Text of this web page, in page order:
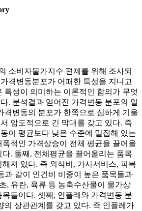
소비자물가지수 편제를 위해 조사되
격변동분포가 어떠한 특성을 지니고
특성이 의미하는 이론적인 함의가 무엇
. 분석결과 얻어진 가격변동 분포의 일
격변동의 분포가 한쪽으로 심하게 기울
압도적으로 긴 막대를 갖고 있다. 즉
이 평균보다 낮은 수준에 밀집해 있는
적인 가격상승이 전체 평균을 끌어올
. 둘째, 전체평균을 끌어올리는 품목
져 있다. 즉 외식비, 가사서비스, 피복
과 같이 인건비 비중이 높은 품목들과
, 유란, 육류 등 농축수산물이 물가상
들이다. 셋째, 인플레와 가격변동 분
의 상관관계를 갖고 있다. 즉 인플레가